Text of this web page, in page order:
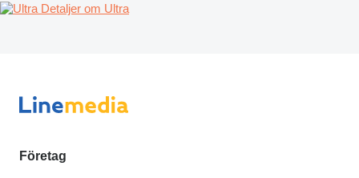
Detaljer om Ultra
Företag